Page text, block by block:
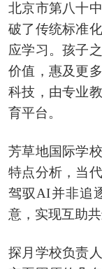
北京市第八十
破了传统标准
应学习。孩子
价值，惠及更
科技，由专业
育平台。
芳草地国际学
特点分析，当
驾驭AI并非追
意，实现互助
探月学校负责